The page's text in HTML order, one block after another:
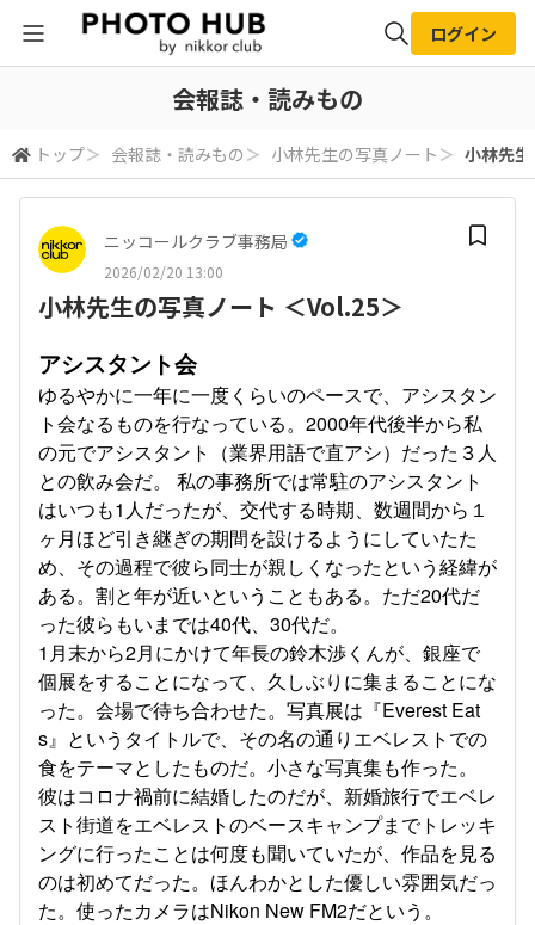
検索
ログイン
会報誌・読みもの
トップ＞ 会報誌・読みもの ＞ 小林先生の写真ノート ＞ 小林先
ニッコールクラブ事務局
2026/02/20 13:00
小林先生の写真ノート ＜Vol.25＞
アシスタント会
ゆるやかに一年に一度くらいのペースで、アシスタン
ト会なるものを行なっている。2000年代後半から私
の元でアシスタント（業界用語で直アシ）だった３人
との飲み会だ。 私の事務所では常駐のアシスタント
はいつも1人だったが、交代する時期、数週間から１
ヶ月ほど引き継ぎの期間を設けるようにしていたた
め、その過程で彼ら同士が親しくなったという経緯が
ある。割と年が近いということもある。ただ20代だ
った彼らもいまでは40代、30代だ。
1月末から2月にかけて年長の鈴木渉くんが、銀座で
個展をすることになって、久しぶりに集まることにな
った。会場で待ち合わせた。写真展は『Everest Eat
s』というタイトルで、その名の通りエベレストでの
食をテーマとしたものだ。小さな写真集も作った。
彼はコロナ禍前に結婚したのだが、新婚旅行でエベレ
スト街道をエベレストのベースキャンプまでトレッキ
ングに行ったことは何度も聞いていたが、作品を見る
のは初めてだった。ほんわかとした優しい雰囲気だっ
た。使ったカメラはNikon New FM2だという。